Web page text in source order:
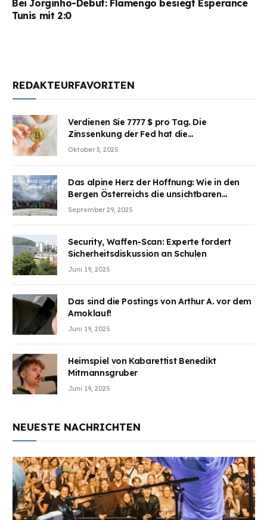
Bei Jorginho-Debüt: Flamengo besiegt Esperance
Tunis mit 2:0
REDAKTEURFAVORITEN
Verdienen Sie 7777 $ pro Tag. Die
Zinssenkung der Fed hat die
Aufmerksamkeit des Marktes erregt.
Oktober 3, 2025
Das alpine Herz der Hoffnung: Wie in den
Bergen Österreichs die unsichtbaren
Wunden des Kriegesheilen
September 29, 2025
Security, Waffen-Scan: Experte fordert
Sicherheitsdiskussion an Schulen
Juni 19, 2025
Das sind die Postings von Arthur A. vor dem
Amoklauf!
Juni 19, 2025
Heimspiel von Kabarettist Benedikt
Mitmannsgruber
Juni 19, 2025
NEUESTE NACHRICHTEN